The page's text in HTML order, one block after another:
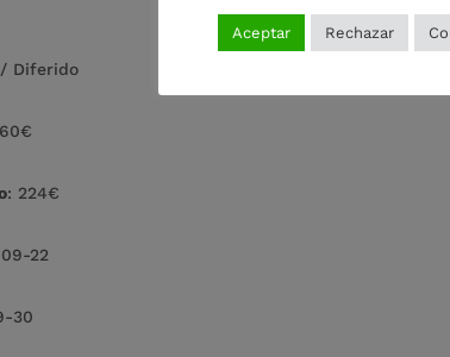
Diferido
: 224€
22
30
Aceptar Rechazar